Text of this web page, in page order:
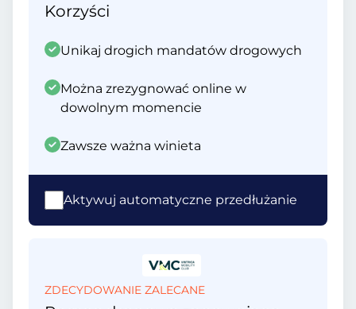
Korzyści
Unikaj drogich mandatów drogowych
Można zrezygnować online w
dowolnym momencie
Zawsze ważna winieta
Aktywuj automatyczne przedłużanie
ZDECYDOWANIE ZALECANE